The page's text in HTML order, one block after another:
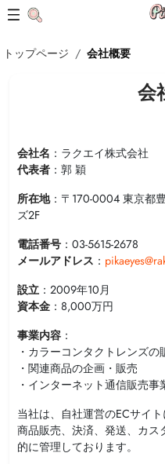
トップページ 会社概要
会
会社名 ：ラクエイ株式会社
代表者 ：郭 穎
所在地：〒170-0004 東京都
ズ2F
電話番号 ：03-5615-2678
メールアドレス ：
設立 ：2009年10月
資本金 ：8,000万円
事業内容 ：
・カラーコンタクトレンズの
・関連商品の企画・販売
・インターネット通信販売事
当社は、自社運営のECサイ
商品販売、決済、発送、カ
的に管理しております。